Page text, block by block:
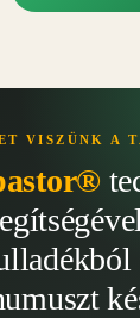
VISZÜNK A